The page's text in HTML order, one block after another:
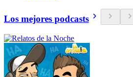
Los mejores podcasts